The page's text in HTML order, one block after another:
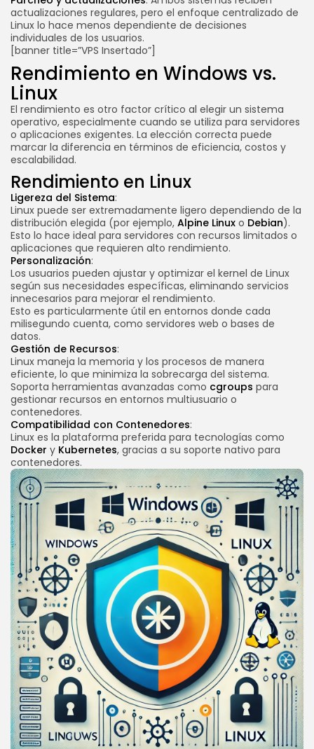
actualizaciones regulares, pero el enfoque centralizado de
Linux lo hace menos dependiente de decisiones
individuales de los usuarios.
[banner title=”VPS Insertado”]
Rendimiento en Windows vs.
Linux
El rendimiento es otro factor crítico al elegir un sistema
operativo, especialmente cuando se utiliza para servidores
o aplicaciones exigentes. La elección correcta puede
marcar la diferencia en términos de eficiencia, costos y
escalabilidad.
Rendimiento en Linux
Ligereza del Sistema:
Linux puede ser extremadamente ligero dependiendo de la
distribución elegida (por ejemplo, Alpine Linux o Debian).
Esto lo hace ideal para servidores con recursos limitados o
aplicaciones que requieren alto rendimiento.
Personalización:
Los usuarios pueden ajustar y optimizar el kernel de Linux
según sus necesidades específicas, eliminando servicios
innecesarios para mejorar el rendimiento.
Esto es particularmente útil en entornos donde cada
milisegundo cuenta, como servidores web o bases de
datos.
Gestión de Recursos:
Linux maneja la memoria y los procesos de manera
eficiente, lo que minimiza la sobrecarga del sistema.
Soporta herramientas avanzadas como cgroups para
gestionar recursos en entornos multiusuario o
contenedores.
Compatibilidad con Contenedores:
Linux es la plataforma preferida para tecnologías como
Docker y Kubernetes, gracias a su soporte nativo para
contenedores.